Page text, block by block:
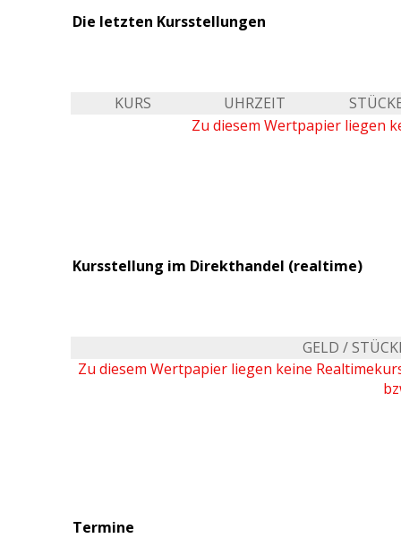
Die letzten Kursstellungen
KURS UHRZEIT
Zu diesem Wertpapier liegen
Kursstellung im Direkthandel (realtime)
GELD /
Zu diesem Wertpapier liegen keine
Termine